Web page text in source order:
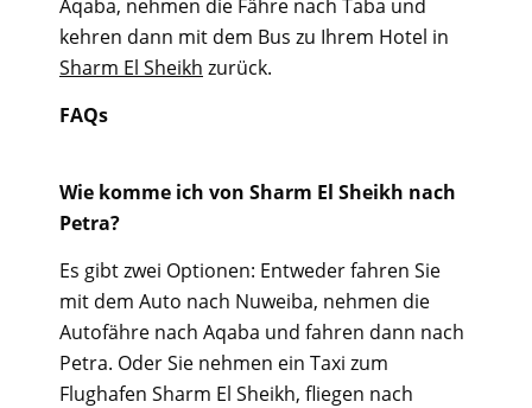
Aqaba, nehmen die Fähre nach Taba und
kehren dann mit dem Bus zu Ihrem Hotel in
Sharm El Sheikh zurück.
FAQs
Wie komme ich von Sharm El Sheikh nach
Petra?
Es gibt zwei Optionen: Entweder fahren Sie
mit dem Auto nach Nuweiba, nehmen die
Autofähre nach Aqaba und fahren dann nach
Petra. Oder Sie nehmen ein Taxi zum
Flughafen Sharm El Sheikh, fliegen nach